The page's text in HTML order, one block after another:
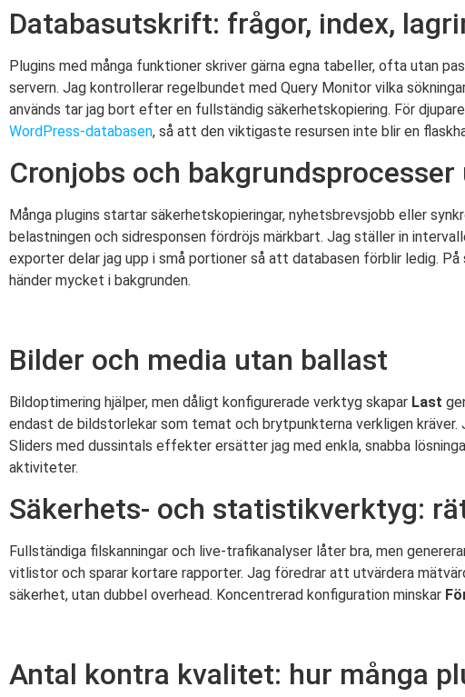
Databasutskrift: frågor, index,
Plugins med många funktioner skriver gärna egna tabeller, ofta utan
servern. Jag kontrollerar regelbundet med Query Monitor vilka
används tar jag bort efter en fullständig säkerhetskopiering. För
WordPress-databasen, så att den viktigaste resursen inte blir en
Cronjobs och
Många plugins startar säkerhetskopieringar, nyhetsbrevsjobb eller
belastningen och sidresponsen fördröjs märkbart. Jag ställer in
exporter delar jag upp i små portioner så att databasen förblir ledig.
händer mycket i bakgrunden.
Bilder och media utan ballast
Bildoptimering hjälper, men dåligt konfigurerade verktyg skapar Last
endast de bildstorlekar som temat och brytpunkterna verkligen kräver.
Sliders med dussintals effekter ersätter jag med enkla, snabba
aktiviteter.
Säkerhets- och statistikverktyg:
Fullständiga filskanningar och live-trafikanalyser låter bra, men
vitlistor och sparar kortare rapporter. Jag föredrar att utvärdera
säkerhet, utan dubbel overhead. Koncentrerad konfiguration minskar
Antal kontra kvalitet: hur många